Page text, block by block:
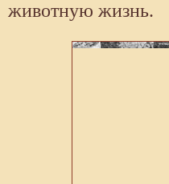
животную жизнь.